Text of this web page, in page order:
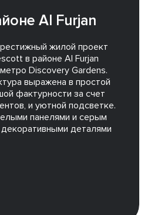
Al Furjan
жилой проект
в районе Al Furjan
Discovery Gardens.
выражена в простой
фактурности за счет
и уютной подсветке.
панелями и серым
деталями